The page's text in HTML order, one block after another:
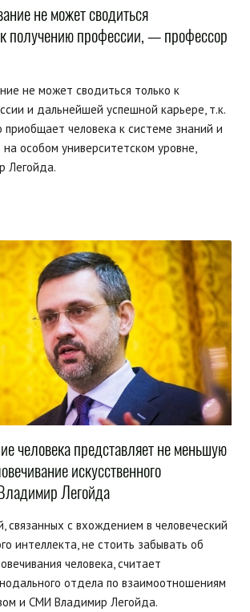
не может сводиться
получению профессии, — профессор
не может сводиться только к
и дальнейшей успешной карьере, т.к.
приобщает человека к системе знаний и
особом университетском уровне,
Легойда.
человека представляет не меньшую
искусственного
Легойда
связанных с вхождением в человеческий
интеллекта, не стоить забывать об
человека, считает
отдела по взаимоотношениям
и СМИ Владимир Легойда.